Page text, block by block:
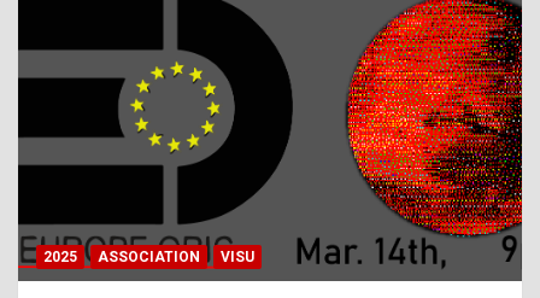
h
a
2025 ASSOCIATION VISU